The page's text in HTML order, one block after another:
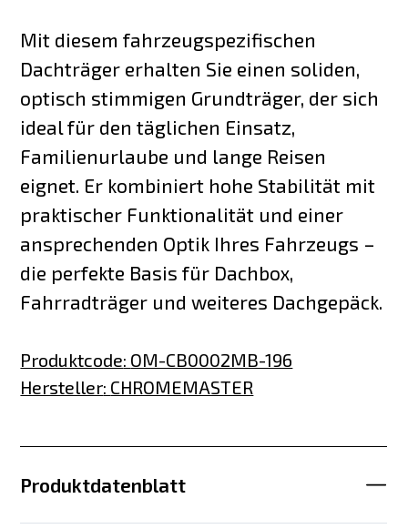
Mit diesem fahrzeugspezifischen
Dachträger erhalten Sie einen soliden,
optisch stimmigen Grundträger, der sich
ideal für den täglichen Einsatz,
Familienurlaube und lange Reisen
eignet. Er kombiniert hohe Stabilität mit
praktischer Funktionalität und einer
ansprechenden Optik Ihres Fahrzeugs –
die perfekte Basis für Dachbox,
Fahrradträger und weiteres Dachgepäck.
Produktcode: OM-CB0002MB-196
Hersteller: CHROMEMASTER
Produktdatenblatt